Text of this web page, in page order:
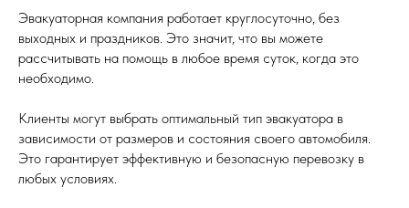
Эвакуаторная компания работает круглосуточно, без
выходных и праздников. Это значит, что вы можете
рассчитывать на помощь в любое время суток, когда это
необходимо.
Клиенты могут выбрать оптимальный тип эвакуатора в
зависимости от размеров и состояния своего автомобиля.
Это гарантирует эффективную и безопасную перевозку в
любых условиях.